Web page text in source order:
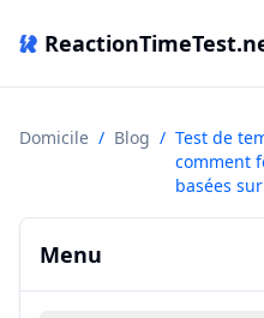
Domicile / Blog / Test de
comment
basées
Menu